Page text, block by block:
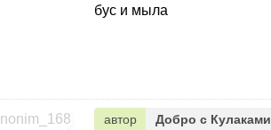
бус и мыла
автор Добро с Кулаками